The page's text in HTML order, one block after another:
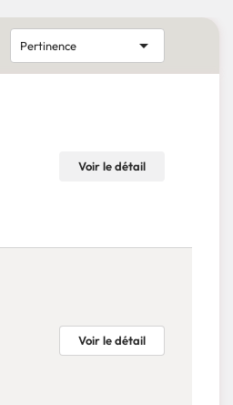
Pertinence 
Voir le détail
Voir le détail